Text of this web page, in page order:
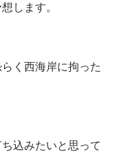
します。
く西海岸に拘った
込みたいと思って